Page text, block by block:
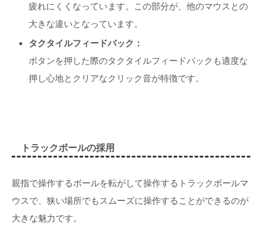
疲れにくくなっています。この部分が、他のマウスとの
大きな違いとなっています。
タクタイルフィードバック：
ボタンを押した際のタクタイルフィードバックも適度な
押し心地とクリアなクリック音が特徴です。
トラックボールの採用
親指で操作するボールを転がして操作するトラックボールマ
ウスで、狭い場所でもスムーズに操作することができるのが
大きな魅力です。